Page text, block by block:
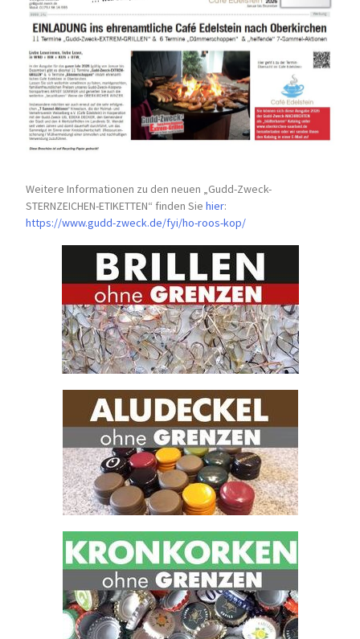
Weitere Informationen zu den neuen „Gudd-Zweck-
STERNZEICHEN-ETIKETTEN“ finden Siehier:
https://www.gudd-zweck.de/fyi/ho-roos-kop/